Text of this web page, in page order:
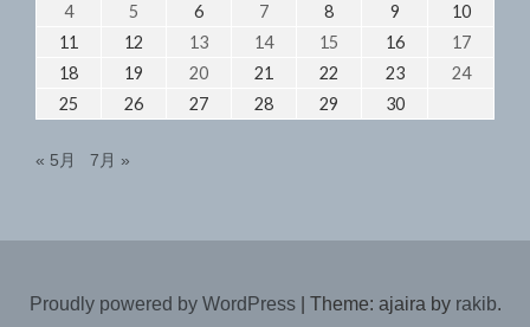
4
5 6 7 8 9
10
11
12 13 14 15 16
17
18
19 20 21 22 23
24
25
26 27 28 29 30
« 5月 7月 »
Proudly powered by WordPress Theme: ajaira by rakib.